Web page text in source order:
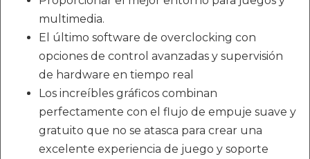
multimedia.
El último software de overclocking con
opciones de control avanzadas y supervisión
de hardware en tiempo real
Los increíbles gráficos combinan
perfectamente con el flujo de empuje suave y
gratuito que no se atasca para crear una
excelente experiencia de juego y soporte